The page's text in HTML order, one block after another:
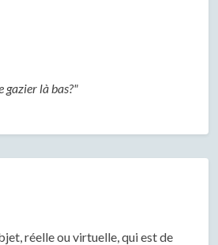
gazier là bas?"
réelle ou virtuelle, qui est de